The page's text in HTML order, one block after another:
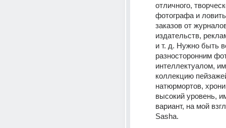
отличного,
фотографа и
заказов от
издательств,
и т. д. Нужно быть
разносторонним
интеллектуалом,
коллекцию
натюрмортов,
высокий уровень,
вариант, на мой
Sasha.